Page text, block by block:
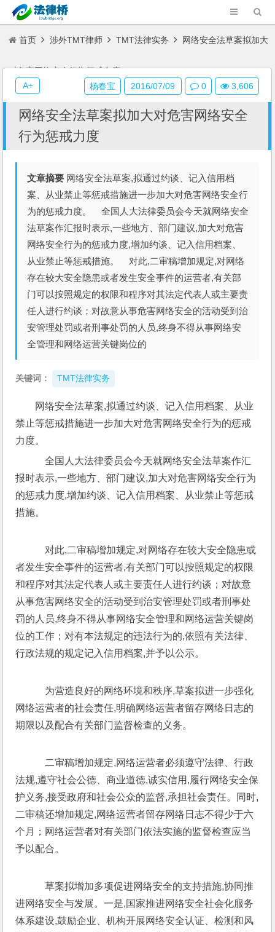
首页 涉外TMT律师 TMT法律实务 网络安全法草案拟加大
对危害网络安全行为惩戒力度
网络安全法草案拟加大对危害网络安全
行为惩戒力度
文章摘要 网络安全法草案,拟通过约谈、记入信用档
案、从业禁止等惩戒措施进一步加大对危害网络安全行
为的惩戒力度。 全国人大法律委员会今天就网络安全
法草案作汇报时表示,一些地方、部门建议,加大对危害
网络安全行为的惩戒力度,增加约谈、记入信用档案、
从业禁止等惩戒措施。 对此,二审稿增加规定,对网络
存在较大安全隐患或者发生安全事件的运营者,有关部
门可以按照规定的权限和程序对其法定代表人或主要责
任人进行约谈；对故意从事危害网络安全的活动受到治
安管理处罚或者刑事处罚的人员,终身不得从事网络安
全管理和网络运营关键岗位的
关键词： TMT法律实务
网络安全法草案,拟通过约谈、记入信用档案、从业
禁止等惩戒措施进一步加大对危害网络安全行为的惩戒
力度。
全国人大法律委员会今天就网络安全法草案作汇
报时表示,一些地方、部门建议,加大对危害网络安全行为
的惩戒力度,增加约谈、记入信用档案、从业禁止等惩戒
措施。
对此,二审稿增加规定,对网络存在较大安全隐患或
者发生安全事件的运营者,有关部门可以按照规定的权限
和程序对其法定代表人或主要责任人进行约谈；对故意
从事危害网络安全的活动受到治安管理处罚或者刑事处
罚的人员,终身不得从事网络安全管理和网络运营关键岗
位的工作；对有本法规定的违法行为的,依照有关法律、
行政法规的规定记入信用档案,并予以公示。
为营造良好的网络环境和秩序,草案拟进一步强化
网络运营者的社会责任,明确网络运营者留存网络日志的
期限以及配合有关部门监督检查的义务。
二审稿增加规定,网络运营者必须遵守法律、行政
法规,遵守社会公德、商业道德,诚实信用,履行网络安全保
护义务,接受政府和社会公众的监督,承担社会责任。同时,
二审稿还增加规定,网络运营者留存网络日志不得少于六
个月；网络运营者对有关部门依法实施的监督检查应当
予以配合。
草案拟增加多项促进网络安全的支持措施,协同推
进网络安全与发展。一是,国家推进网络安全社会化服务
体系建设,鼓励企业、机构开展网络安全认证、检测和风
杨春宝 2016/07/09 0 3,606
A+